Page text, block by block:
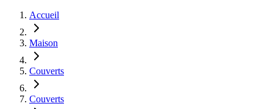
Accueil
Maison
Couverts
Couverts